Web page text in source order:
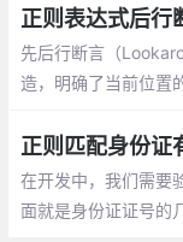
正则表达式后行
先后行断言（
造，明确了当前位置
当前位置接下来的字
正则匹配身份证
在开发中，我们需要
面就是身份证证号的